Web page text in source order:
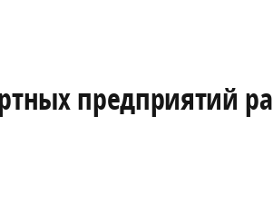
предприятий